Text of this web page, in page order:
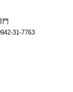
門
31-7763